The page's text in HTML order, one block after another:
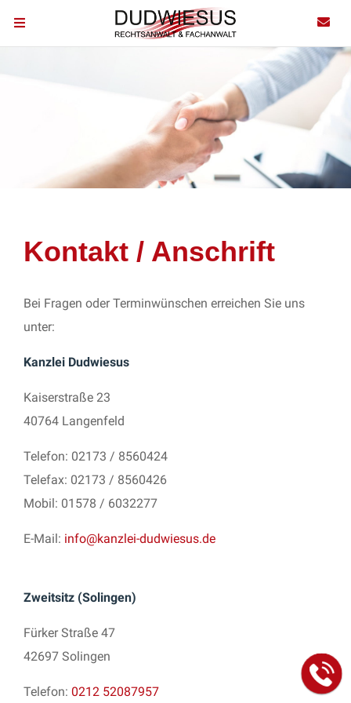
Kontakt / Anschrift
Bei Fragen oder Terminwünschen erreichen Sie uns
unter:
Kanzlei Dudwiesus
Kaiserstraße 23
40764 Langenfeld
Telefon: 02173 / 8560424
Telefax: 02173 / 8560426
Mobil: 01578 / 6032277
E-Mail: info@kanzlei-dudwiesus.de
Zweitsitz (Solingen)
Fürker Straße 47
42697 Solingen
Telefon: 0212 52087957